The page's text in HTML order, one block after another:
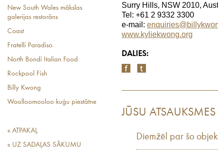
New South Wales mākslas
galerijas restorāns
Coast
Fratelli Paradiso
North Bondi Italian Food
Rockpool Fish
Billy Kwong
Woolloomooloo kuģu piestātne
« ATPAKAĻ
« UZ SADAĻAS SĀKUMU
Surry Hills, NSW 2010,
Tel: +61 2 9332 3300
e-mail:
www.kyliekwong.org
DALIES:
JŪSU ATSAUKSMES
Diemžēl par šo